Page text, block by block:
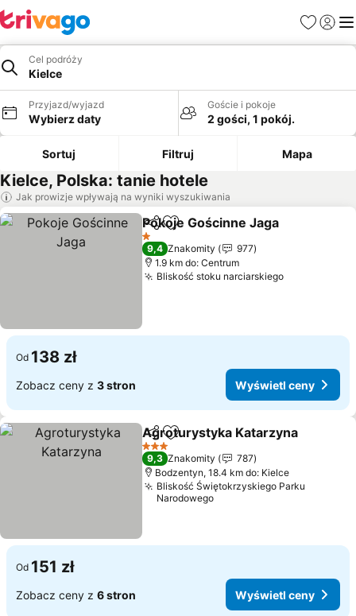
Ulubione
Cel podróży
Kielce
Przyjazd/wyjazd
Wybierz daty
Goście i pokoje
2 gości, 1 pokój.
Sortuj Filtruj Mapa
Kielce, Polska: tanie hotele
Jak prowizje wpływają na wyniki wyszukiwania
Udostępnij
Dodaj do ulubionych
Pokoje Gościnne Jaga
1 Kategoria
9,4 Znakomity
977
1.9 km do: Centrum
Bliskość stoku narciarskiegoWyświetl
Od 138 zł
Zobacz ceny z 3 stron Wyświetl ceny
Udostępnij
Dodaj do ulubionych
Agroturystyka Katarzyna
3 Kategoria
9,3 Znakomity
787
Bodzentyn, 18.4 km do: Kielce
Bliskość Świętokrzyskiego Parku
Narodowego
Od 151 zł
Zobacz ceny z 6 stron Wyświetl ceny